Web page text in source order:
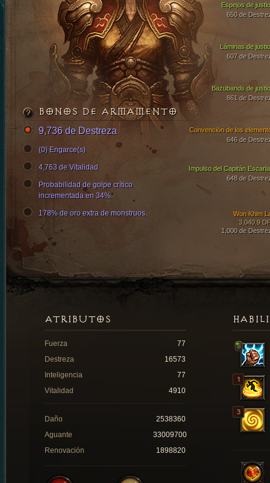
Láminas de
607 de
Bazubands de
861 de
Espejos de
650 de
Impulso del Capitán
648 de
Won Khim
3,040.9
1,000 de
Convención de los
646 de
BONOS DE ARMAMENTO
9,736 de Destreza
(0) Engarce(s)
4,763 de Vitalidad
Probabilidad de golpe crítico
incrementada en 34%.
178% de oro extra de monstruos.
ATRIBUTOS
Fuerza
77
Destreza
16573
Inteligencia
77
Vitalidad
4910
Daño
2538360
Aguante
33009700
Renovación
1898820